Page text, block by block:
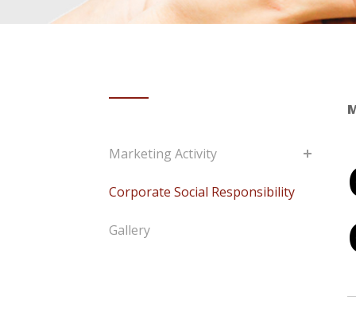
Marketing Activity
Corporate Social Responsibility
Gallery